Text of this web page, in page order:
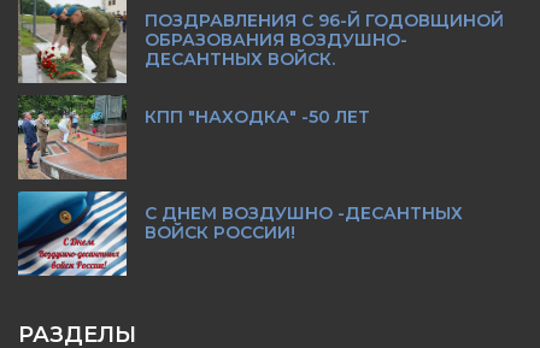
ПОЗДРАВЛЕНИЯ С 96-Й ГОДОВЩИНОЙ
ОБРАЗОВАНИЯ ВОЗДУШНО-
ДЕСАНТНЫХ ВОЙСК.
КПП "НАХОДКА" -50 ЛЕТ
С ДНЕМ ВОЗДУШНО -ДЕСАНТНЫХ
ВОЙСК РОССИИ!
РАЗДЕЛЫ